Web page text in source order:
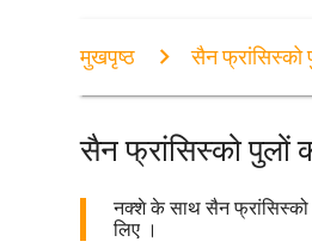
मुखपृष्ठ सैन फ्रांसिस्को
सैन फ्रांसिस्को पुलों
नक्शे के साथ सैन फ्रांसिस्को
लिए ।